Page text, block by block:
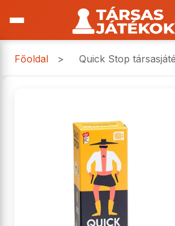
Főoldal > Quick Stop